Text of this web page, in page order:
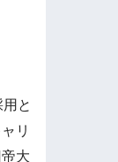
と
リ
大